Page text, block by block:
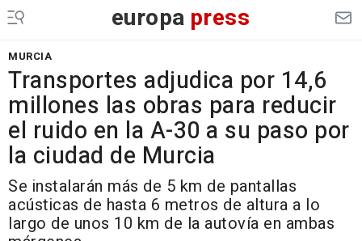
europa press
MURCIA
Transportes adjudica por 14,6
millones las obras para reducir
el ruido en la A-30 a su paso por
la ciudad de Murcia
Se instalarán más de 5 km de pantallas
acústicas de hasta 6 metros de altura a lo
largo de unos 10 km de la autovía en ambas